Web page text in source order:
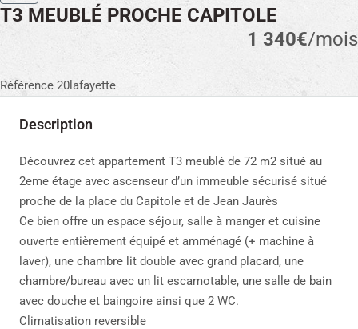
T3 MEUBLÉ PROCHE CAPITOLE
1 340€/mois
Référence 20lafayette
Description
Découvrez cet appartement T3 meublé de 72 m2 situé au
2eme étage avec ascenseur d’un immeuble sécurisé situé
proche de la place du Capitole et de Jean Jaurès
Ce bien offre un espace séjour, salle à manger et cuisine
ouverte entièrement équipé et amménagé (+ machine à
laver), une chambre lit double avec grand placard, une
chambre/bureau avec un lit escamotable, une salle de bain
avec douche et baingoire ainsi que 2 WC.
Climatisation reversible